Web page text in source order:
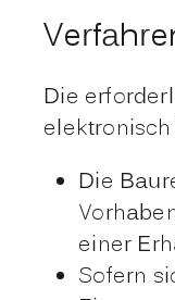
Die
Die
einer
Sofern